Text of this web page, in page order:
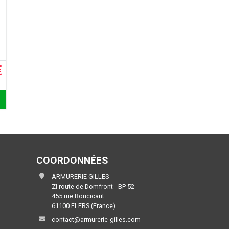
COORDONNÉES
ARMURERIE GILLES
ZI route de Domfront - BP 52
455 rue Boucicaut
61100 FLERS (France)
contact@armurerie-gilles.com